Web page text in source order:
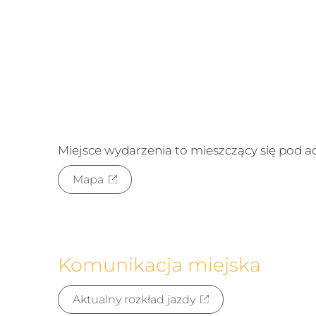
Miejsce wydarzenia to mieszczący się pod
Mapa
Komunikacja miejska
Aktualny rozkład jazdy